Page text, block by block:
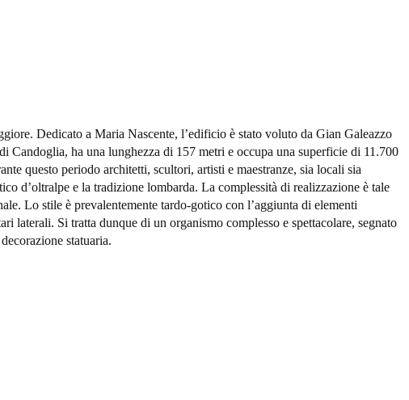
Dedicato a Maria Nascente, l’edificio è stato voluto da Gian Galeazzo
ha una lunghezza di 157 metri e occupa una superficie di 11.700
questo periodo architetti, scultori, artisti e maestranze, sia locali sia
d’oltralpe e la tradizione lombarda. La complessità di realizzazione è tale
Lo stile è prevalentemente tardo-gotico con l’aggiunta di elementi
Si tratta dunque di un organismo complesso e spettacolare, segnato
statuaria.